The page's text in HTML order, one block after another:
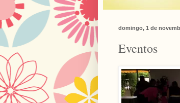
domingo, 1 de
Eventos